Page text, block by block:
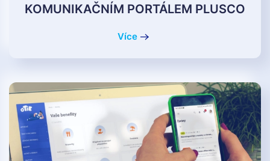
KOMUNIKAČNÍM PORTÁLEM PLUSCO
Více